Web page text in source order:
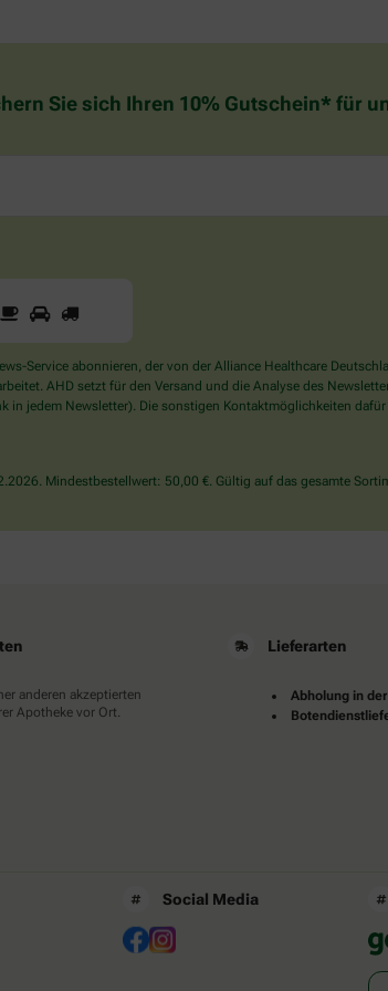
Sie sich Ihren 10% Gutschein* für
Sie
1 2
Service abonnieren, der von der Alliance Healthcare
AHD setzt für den Versand und die Analyse des
in jedem Newsletter). Die sonstigen Kontaktmöglichkeiten
Mindestbestellwert: 50,00 €. Gültig auf das gesamte
anderen akzeptierten
Apotheke vor Ort.
Lieferarten
Abholung in
Social Media